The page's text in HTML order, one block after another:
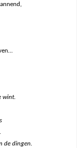
wint.
de dingen.